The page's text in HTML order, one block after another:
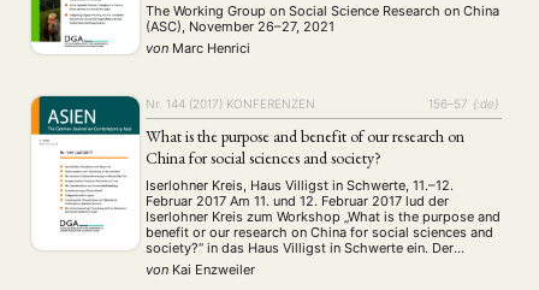
The Working Group on Social Science Research on China
(ASC), November 26–27, 2021
von Marc Henrici
Nr. 144 (2017) KONFERENZEN 156–57 {:de}
What is the purpose and benefit of our research on
China for social sciences and society?
Iserlohner Kreis, Haus Villigst in Schwerte, 11.–12.
Februar 2017 Am 11. und 12. Februar 2017 lud der
Iserlohner Kreis zum Workshop „What is the purpose and
benefit or our research on China for social sciences and
society?“ in das Haus Villigst in Schwerte ein. Der
Iserlohner Kreis ist ein informeller Zusammenschluss
sozialwissenschaftlich zu China arbeitender …
von Kai Enzweiler